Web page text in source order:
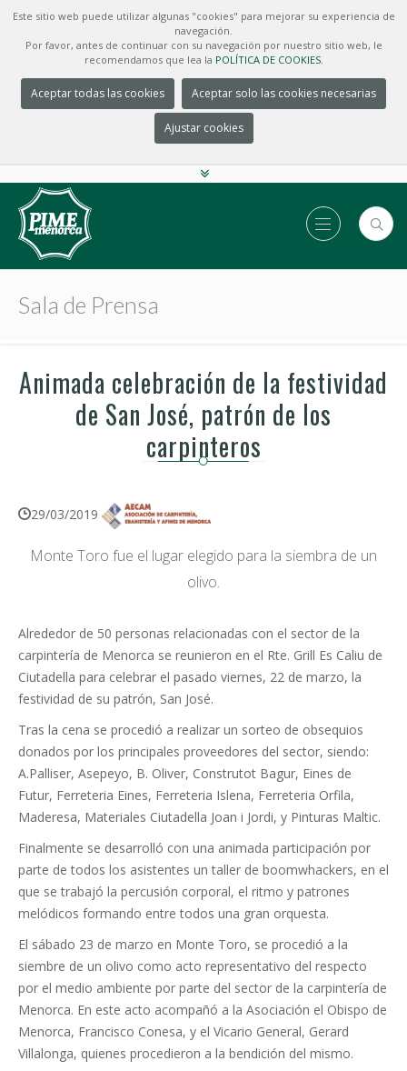
Este sitio web puede utilizar algunas "cookies" para mejorar su experiencia de
navegación.
Por favor, antes de continuar con su navegación por nuestro sitio web, le
recomendamos que lea la POLÍTICA DE COOKIES.
Aceptar todas las cookies Aceptar solo las cookies necesarias
Ajustar cookies
Sala de Prensa
Animada celebración de la festividad
de San José, patrón de los
carpinteros
29/03/2019
Monte Toro fue el lugar elegido para la siembra de un
olivo.
Alrededor de 50 personas relacionadas con el sector de la
carpintería de Menorca se reunieron en el Rte. Grill Es Caliu de
Ciutadella para celebrar el pasado viernes, 22 de marzo, la
festividad de su patrón, San José.
Tras la cena se procedió a realizar un sorteo de obsequios
donados por los principales proveedores del sector, siendo:
A.Palliser, Asepeyo, B. Oliver, Construtot Bagur, Eines de
Futur, Ferreteria Eines, Ferreteria Islena, Ferreteria Orfila,
Maderesa, Materiales Ciutadella Joan i Jordi, y Pinturas Maltic.
Finalmente se desarrolló con una animada participación por
parte de todos los asistentes un taller de boomwhackers, en el
que se trabajó la percusión corporal, el ritmo y patrones
melódicos formando entre todos una gran orquesta.
El sábado 23 de marzo en Monte Toro, se procedió a la
siembre de un olivo como acto representativo del respecto
por el medio ambiente por parte del sector de la carpintería de
Menorca. En este acto acompañó a la Asociación el Obispo de
Menorca, Francisco Conesa, y el Vicario General, Gerard
Villalonga, quienes procedieron a la bendición del mismo.